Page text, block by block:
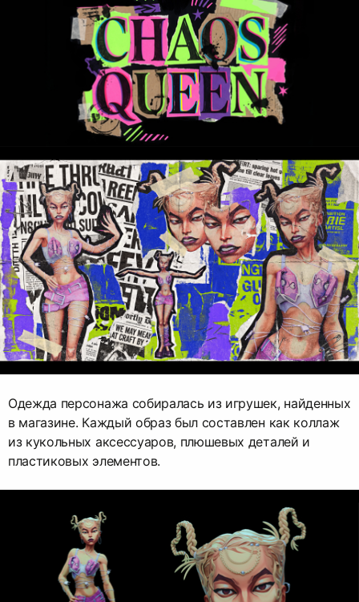
Одежда персонажа собиралась из игрушек, найденных
в магазине. Каждый образ был составлен как коллаж
из кукольных аксессуаров, плюшевых деталей и
пластиковых элементов.